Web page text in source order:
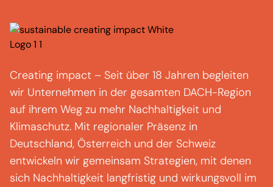
Creating impact – Seit über 18 Jahren begleiten
wir Unternehmen in der gesamten DACH-Region
auf ihrem Weg zu mehr Nachhaltigkeit und
Klimaschutz. Mit regionaler Präsenz in
Deutschland, Österreich und der Schweiz
entwickeln wir gemeinsam Strategien, mit denen
sich Nachhaltigkeit langfristig und wirkungsvoll im